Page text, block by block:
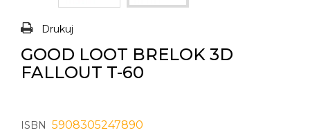
Drukuj
GOOD LOOT BRELOK 3D
FALLOUT T-60
ISBN 5908305247890